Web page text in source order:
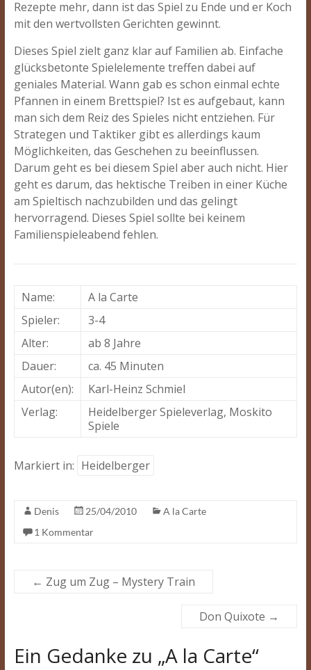
Rezepte mehr, dann ist das Spiel zu Ende und er Koch
mit den wertvollsten Gerichten gewinnt.
Dieses Spiel zielt ganz klar auf Familien ab. Einfache
glücksbetonte Spielelemente treffen dabei auf
geniales Material. Wann gab es schon einmal echte
Pfannen in einem Brettspiel? Ist es aufgebaut, kann
man sich dem Reiz des Spieles nicht entziehen. Für
Strategen und Taktiker gibt es allerdings kaum
Möglichkeiten, das Geschehen zu beeinflussen.
Darum geht es bei diesem Spiel aber auch nicht. Hier
geht es darum, das hektische Treiben in einer Küche
am Spieltisch nachzubilden und das gelingt
hervorragend. Dieses Spiel sollte bei keinem
Familienspieleabend fehlen.
Name:
A la Carte
Spieler:
3-4
Alter:
ab 8 Jahre
Dauer:
ca. 45 Minuten
Autor(en):
Karl-Heinz Schmiel
Verlag:
Heidelberger Spieleverlag, Moskito
Spiele
Markiert in: Heidelberger
Denis 25/04/2010
A la Carte
1 Kommentar
← Zug um Zug – Mystery Train
Don Quixote →
Ein Gedanke zu „A la Carte“